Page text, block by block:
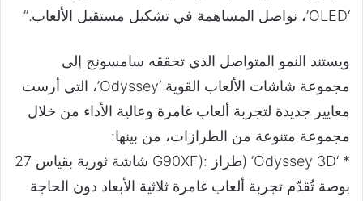
‘OLED’، نواصل المساهمة في تشكيل مستقبل الألعاب.”
ويستند النمو المتواصل الذي تحققه سامسونج إلى
مجموعة شاشات الألعاب القوية ‘Odyssey’، التي أرست
معايير جديدة لتجربة ألعاب غامرة وعالية الأداء من خلال
مجموعة متنوعة من الطرازات، من بينها:
* ‘Odyssey 3D’ (طراز :(G90XF شاشة ثورية بقياس 27
بوصة تُقدّم تجربة ألعاب غامرة ثلاثية الأبعاد دون الحاجة